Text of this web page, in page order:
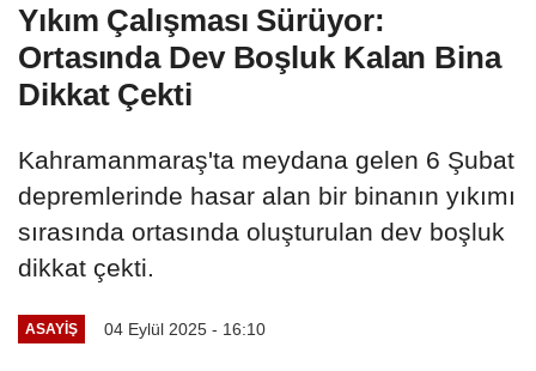
Yıkım Çalışması Sürüyor:
Ortasında Dev Boşluk Kalan Bina
Dikkat Çekti
Kahramanmaraş'ta meydana gelen 6 Şubat
depremlerinde hasar alan bir binanın yıkımı
sırasında ortasında oluşturulan dev boşluk
dikkat çekti.
ASAYİŞ 04 Eylül 2025 - 16:10